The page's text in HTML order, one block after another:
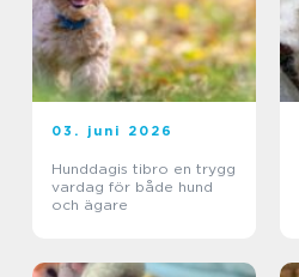
03. juni 2026
Hunddagis tibro en trygg
vardag för både hund
och ägare